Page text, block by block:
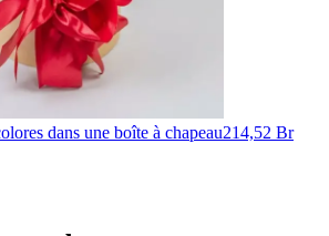
dans une boîte à chapeau214,52 Br